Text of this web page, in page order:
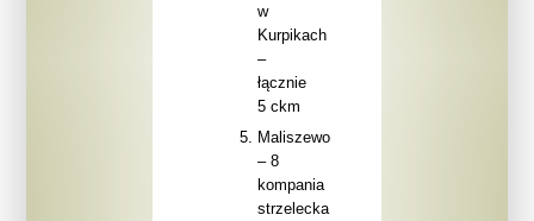
w
Kurpikach
–
łącznie
5 ckm
Maliszewo
– 8
kompania
strzelecka